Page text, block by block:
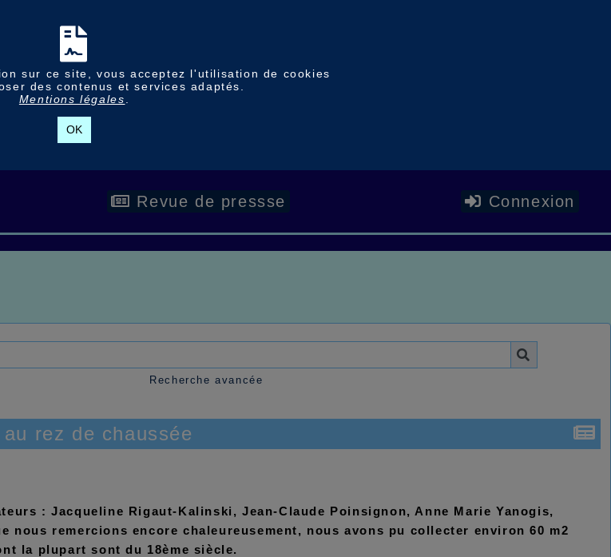
sur ce site, vous acceptez l'utilisation de cookies
des contenus et services adaptés.
Mentions légales
OK
Revue de pressse Connexion
Recherche avancée
rez de chaussée
: Jacqueline Rigaut-Kalinski, Jean-Claude Poinsignon, Anne Marie Yanogis,
nous remercions encore chaleureusement, nous avons pu collecter environ 60 m2
la plupart sont du 18ème siècle.